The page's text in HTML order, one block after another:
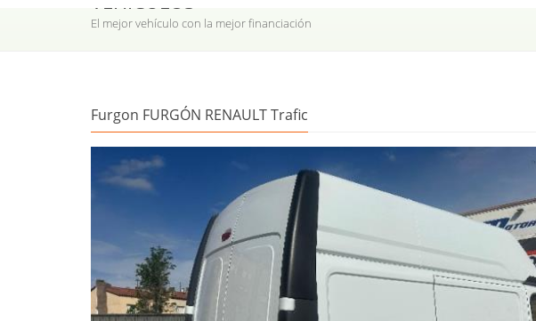
El mejor vehículo con la mejor financiación
Furgon FURGÓN RENAULT Trafic